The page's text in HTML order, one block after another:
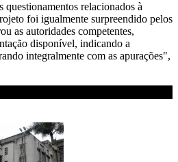
relacionados à
foi igualmente surpreendido pelos
as autoridades competentes,
disponível, indicando a
integralmente com as apurações",